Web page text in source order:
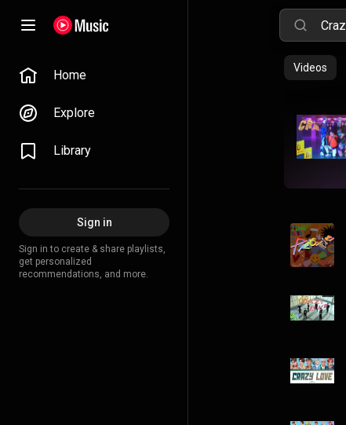
Home
Explore
Library
Sign in
Sign in to create & share playlists,
get personalized
recommendations, and more.
Videos